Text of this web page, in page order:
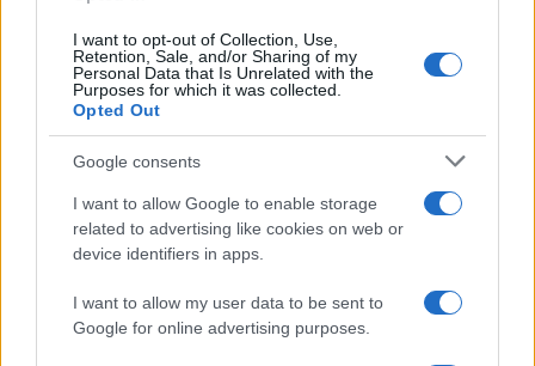
I want to opt-out of Collection, Use,
Retention, Sale, and/or Sharing of my
Personal Data that Is Unrelated with the
Purposes for which it was collected.
Opted Out
Google consents
I want to allow Google to enable storage
related to advertising like cookies on web or
device identifiers in apps.
I want to allow my user data to be sent to
Google for online advertising purposes.
k p
NOTIZIE RECENTI
Auto prende fuoco sulla strada statale 125 a
Olbia, cosa è successo
danni ingenti
Auto finisce contro un muretto, un ferito ad
Arzachena